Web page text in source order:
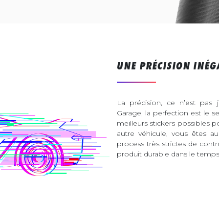
UNE PRÉCISION
La précision, ce n’est pas
Garage, la perfection est le
meilleurs stickers possibles
autre véhicule, vous êtes
process très strictes de
produit durable dans le